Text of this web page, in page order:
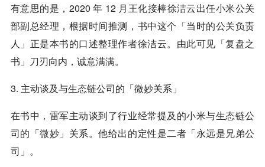
有意思的是，2020 年 12 月王化接棒徐洁云出任小米公关
部副总经理，根据时间推测，书中这个「当时的公关负责
人」正是本书的口述整理作者徐洁云。由此可见「复盘之
书」刀刃向内，诚意满满。
3. 主动谈及与生态链公司的「微妙关系」
在书中，雷军主动谈到了行业经常提及的小米与生态链公
司的「微妙」关系。他给出的定性是二者「永远是兄弟公
司」。